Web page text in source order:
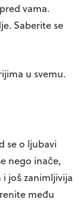
vama.
Saberite se
u svemu.
se o ljubavi
nego inače,
još zanimljivija
među